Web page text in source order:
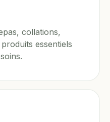
collations,
essentiels